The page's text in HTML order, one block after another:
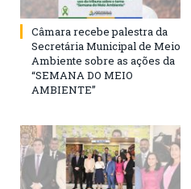
Câmara recebe palestra da
Secretária Municipal de Meio
Ambiente sobre as ações da
“SEMANA DO MEIO
AMBIENTE”